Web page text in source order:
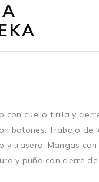
con cuello tirilla y
botones. Trabajo de
y trasero. Mangas con
y puño con cierre